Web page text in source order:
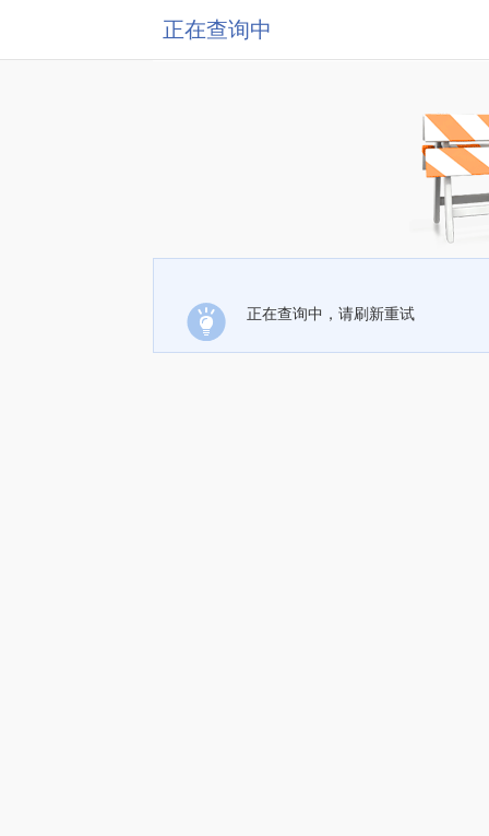
正在查询中
正在查询中，请刷新重试